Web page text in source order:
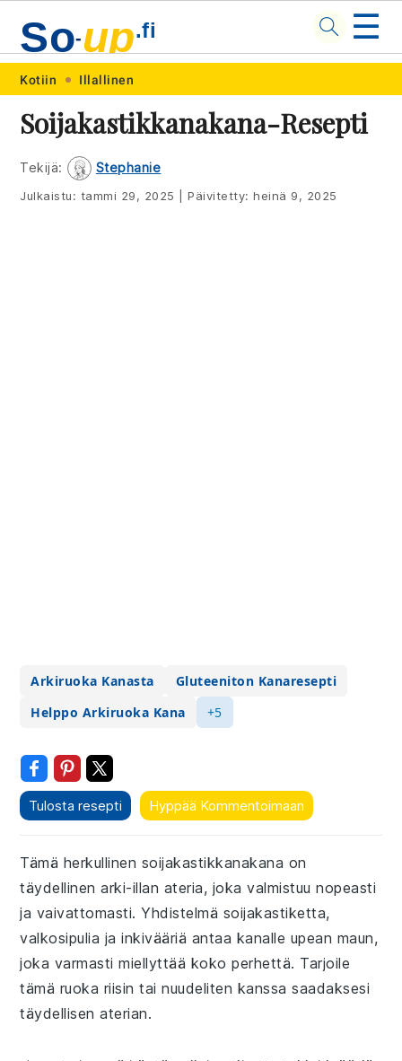
Skip
primary
navigation
Skip
main
content
Skip
primary
sidebar
Skip
footer
So-up.fi ☰
Kotiin Illallinen
Soijakastikkanakana-Resepti
Tekijä: Stephanie
Julkaistu: tammi 29, 2025 Päivitetty:heinä 9, 2025
Arkiruoka Kanasta
Gluteeniton Kanaresepti
Helppo Arkiruoka Kana
+5
Tulosta resepti Hyppää Kommentoimaan
Tämä herkullinen soijakastikkanakana on
täydellinen arki-illan ateria, joka valmistuu nopeasti
ja vaivattomasti. Yhdistelmä soijakastiketta,
valkosipulia ja inkivääriä antaa kanalle upean maun,
joka varmasti miellyttää koko perhettä. Tarjoile
tämä ruoka riisin tai nuudeliten kanssa saadaksesi
täydellisen aterian.